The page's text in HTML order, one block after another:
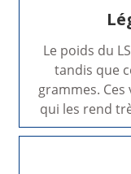
Le poids du
tandis que
grammes.
qui les rend